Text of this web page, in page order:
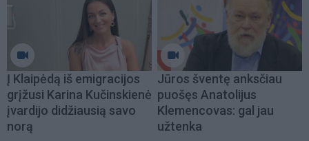
Į Klaipėdą iš emigracijos
grįžusi Karina Kučinskienė
įvardijo didžiausią savo
norą
Jūros šventę anksčiau
puošęs Anatolijus
Klemencovas: gal jau
užtenka